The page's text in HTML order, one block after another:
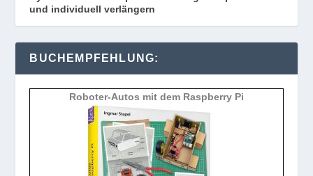
und individuell verlängern
BUCHEMPFEHLUNG:
Roboter-Autos mit dem Raspberry Pi